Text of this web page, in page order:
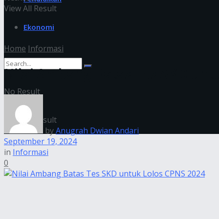
Ekonomi
No Result
View All Result
View All Result
Home Informasi
Nilai Ambang Batas Tes SKD
byAnugrah Dwian Andari
September 19, 2024
in Informasi
0